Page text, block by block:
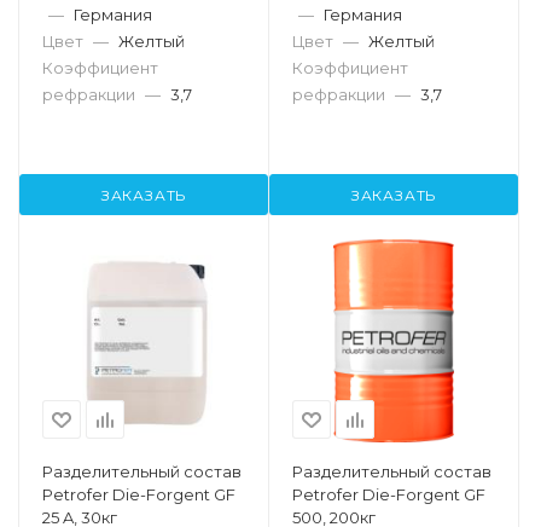
— Германия
Цвет — Желтый
Коэффициент
рефракции — 3,7
ЗАКАЗАТЬ
— Германия
Цвет — Желтый
Коэффициент
рефракции — 3,7
ЗАКАЗАТЬ
Разделительный состав
Petrofer Die-Forgent GF
25 A, 30кг
Разделительный состав
Petrofer Die-Forgent GF
500, 200кг